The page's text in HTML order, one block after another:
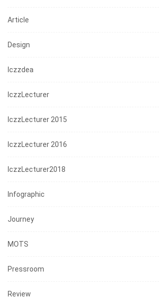
Article
Design
Iczzdea
IczzLecturer
IczzLecturer 2015
IczzLecturer 2016
IczzLecturer2018
Infographic
Journey
MOTS
Pressroom
Review